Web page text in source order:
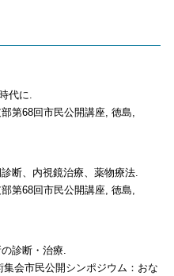
代に.
第68回市民公開講座, 徳島,
断、内視鏡治療、薬物療法.
第68回市民公開講座, 徳島,
診断・治療.
会市民公開シンポジウム：おな